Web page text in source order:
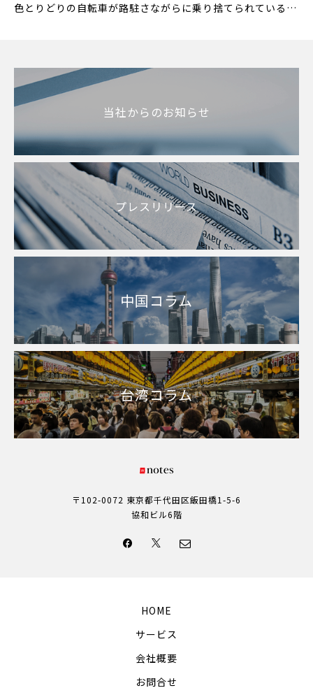
色とりどりの自転車が路駐さながらに乗り捨てられているの
いニュービ
当社からのお知らせ
プレスリリース
中国コラム
台湾コラム
〒102-0072 東京都千代田区飯田橋1-5-6
協和ビル6階
HOME
サービス
会社概要
お問合せ